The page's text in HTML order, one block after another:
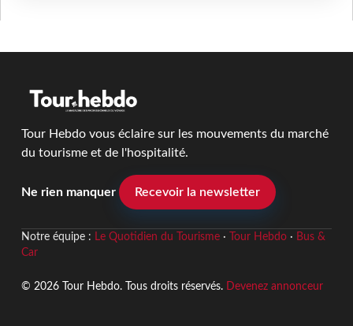
Tour Hebdo vous éclaire sur les mouvements du marché
du tourisme et de l'hospitalité.
Ne rien manquer Recevoir la newsletter
Notre équipe : Le Quotidien du Tourisme· Tour Hebdo· Bus &
Car
© 2026 Tour Hebdo. Tous droits réservés. Devenez annonceur